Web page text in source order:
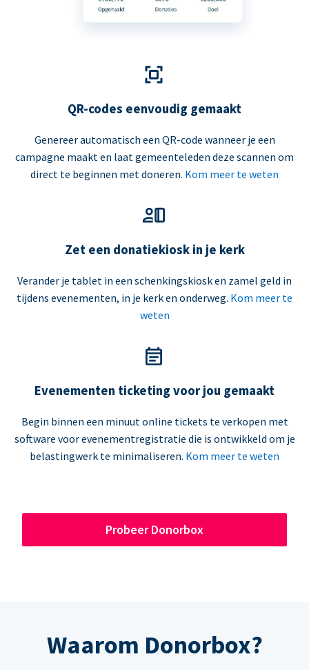
QR-codes eenvoudig gemaakt
Genereer automatisch een QR-code wanneer je een
campagne maakt en laat gemeenteleden deze scannen om
direct te beginnen met doneren. Kom meer te weten
Zet een donatiekiosk in je kerk
Verander je tablet in een schenkingskiosk en zamel geld in
tijdens evenementen, in je kerk en onderweg. Kom meer te
weten
Evenementen ticketing voor jou gemaakt
Begin binnen een minuut online tickets te verkopen met
software voor evenementregistratie die is ontwikkeld om je
belastingwerk te minimaliseren. Kom meer te weten
Probeer Donorbox
Waarom Donorbox?